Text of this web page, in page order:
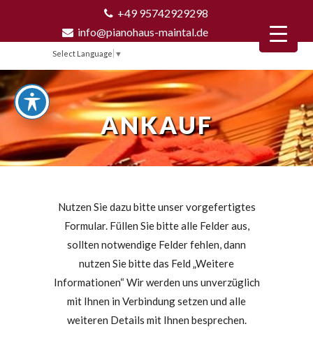
+49 95742929298
info@pianohaus-maintal.de
Select Language ▼
ANKAUF
Nutzen Sie dazu bitte unser vorgefertigtes
Formular. Füllen Sie bitte alle Felder aus,
sollten notwendige Felder fehlen, dann
nutzen Sie bitte das Feld „Weitere
Informationen“ Wir werden uns unverzüglich
mit Ihnen in Verbindung setzen und alle
weiteren Details mit Ihnen besprechen.